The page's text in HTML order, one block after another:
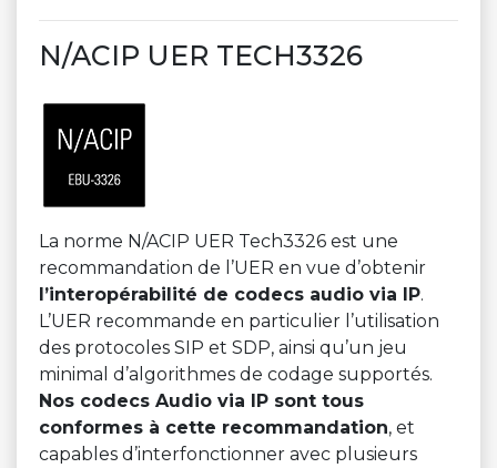
N/ACIP UER TECH3326
La norme N/ACIP UER Tech3326 est une
recommandation de l’UER en vue d’obtenir
l’interopérabilité de codecs audio via IP.
L’UER recommande en particulier l’utilisation
des protocoles SIP et SDP, ainsi qu’un jeu
minimal d’algorithmes de codage supportés.
Nos codecs Audio via IP sont tous
conformes à cette recommandation, et
capables d’interfonctionner avec plusieurs